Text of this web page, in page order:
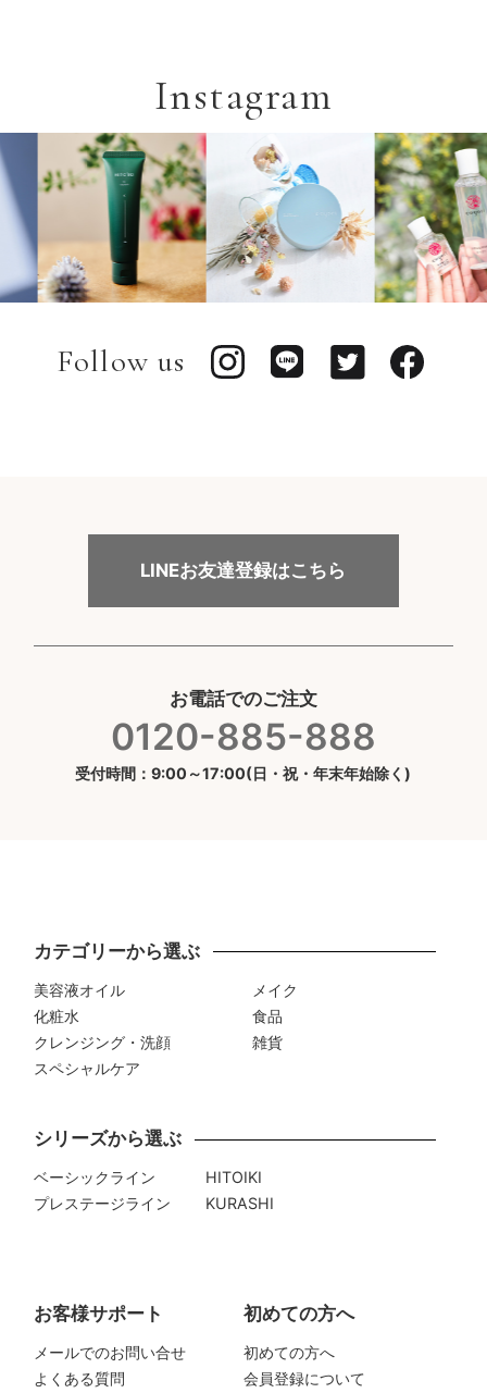
Instagram
Follow us
LINEお友達登録はこちら
お電話でのご注文
0120-885-888
受付時間：9:00～17:00(日・祝・年末年始除く)
カテゴリーから選ぶ
美容液オイル
化粧水
クレンジング・洗顔
スペシャルケア
メイク
食品
雑貨
シリーズから選ぶ
ベーシックライン
プレステージライン
HITOIKI
KURASHI
お客様サポート
メールでのお問い合せ
よくある質問
初めての方へ
初めての方へ
会員登録について